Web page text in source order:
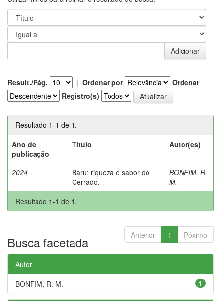
Result./Pág. | Ordenar por
Ordenar
Registro(s)
Resultado 1-1 de 1.
Ano de
publicação
Título Autor(es)
2024
Baru: riqueza e sabor do
Cerrado.
BONFIM, R.
M.
Resultado 1-1 de 1.
Anterior 1 Póximo
Busca facetada
Autor
1
BONFIM, R. M.